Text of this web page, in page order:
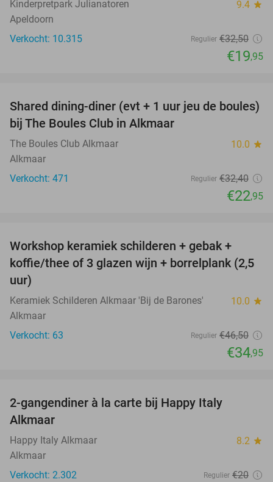
Kinderpretpark Julianatoren 9.4 star
Apeldoorn
Verkocht: 10.315
Regulier €32,50
€19,95
29%
Shared dining-diner (evt + 1 uur jeu de boules)
bij The Boules Club in Alkmaar
The Boules Club Alkmaar 10.0 star
Alkmaar
Verkocht: 471
Regulier €32,40
€22,95
Workshop keramiek schilderen + gebak +
koffie/thee of 3 glazen wijn + borrelplank (2,5
uur)
Keramiek Schilderen Alkmaar 'Bij de Barones' 10.0 star
Alkmaar
Verkocht: 63
Regulier €46,50
€34,95
2-gangendiner à la carte bij Happy Italy
Alkmaar
Happy Italy Alkmaar 8.2 star
Alkmaar
Verkocht: 2.302
Regulier €20